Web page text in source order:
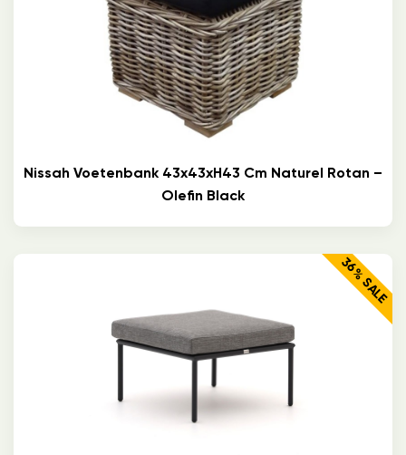
Nissah Voetenbank 43x43xH43 Cm Naturel Rotan –
Olefin Black
36% SALE